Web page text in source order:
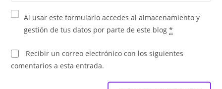
Al usar este formulario accedes al almacenamiento y
gestión de tus datos por parte de este blog*
Recibir un correo electrónico con los siguientes
comentarios a esta entrada.